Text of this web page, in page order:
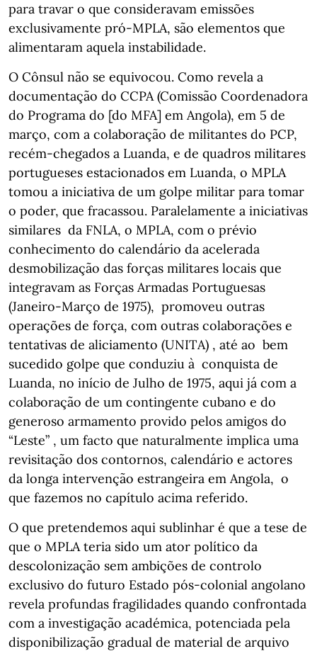
para travar o que consideravam emissões
exclusivamente pró-MPLA, são elementos que
alimentaram aquela instabilidade.
O Cônsul não se equivocou. Como revela a
documentação do CCPA (Comissão Coordenadora
do Programa do [do MFA] em Angola), em 5 de
março, com a colaboração de militantes do PCP,
recém-chegados a Luanda, e de quadros militares
portugueses estacionados em Luanda, o MPLA
tomou a iniciativa de um golpe militar para tomar
o poder, que fracassou. Paralelamente a iniciativas
similares da FNLA, o MPLA, com o prévio
conhecimento do calendário da acelerada
desmobilização das forças militares locais que
integravam as Forças Armadas Portuguesas
(Janeiro-Março de 1975), promoveu outras
operações de força, com outras colaborações e
tentativas de aliciamento (UNITA) , até ao bem
sucedido golpe que conduziu à conquista de
Luanda, no início de Julho de 1975, aqui já com a
colaboração de um contingente cubano e do
generoso armamento provido pelos amigos do
“Leste” , um facto que naturalmente implica uma
revisitação dos contornos, calendário e actores
da longa intervenção estrangeira em Angola, o
que fazemos no capítulo acima referido.
O que pretendemos aqui sublinhar é que a tese de
que o MPLA teria sido um ator político da
descolonização sem ambições de controlo
exclusivo do futuro Estado pós-colonial angolano
revela profundas fragilidades quando confrontada
com a investigação académica, potenciada pela
disponibilização gradual de material de arquivo